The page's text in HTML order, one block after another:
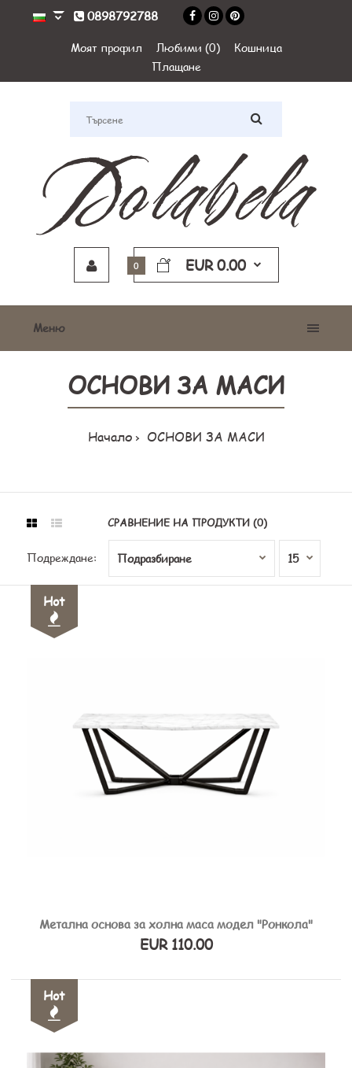
0898792788
Моят профил Любими (0)
Кошница
Плащане
0 EUR 0.00
Меню
ОСНОВИ ЗА МАСИ
Начало ОСНОВИ ЗА МАСИ
СРАВНЕНИЕ НА ПРОДУКТИ (0)
Подреждане:
Hot
Метална основа за холна маса модел "Ронкола"
EUR 110.00
Hot